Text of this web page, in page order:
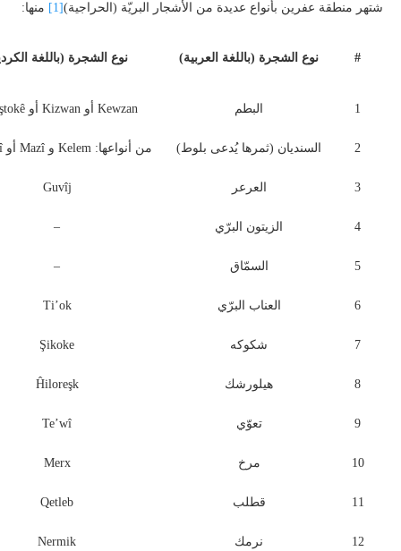
شتهر منطقة عفرين بأنواع عديدة من الأشجار البريّة (الحراجية)[1] منها:
# نوع الشجرة (باللغة العربية) نوع الشجرة (باللغة
1 البطم Kewzan أو Kizwan أو Benîştokê
2 السنديان (ثمرها يُدعى بلوط) من أنواعها: Kelem و Mazî أو Gêlberî.
3 العرعر Guvîj
4 الزيتون البرّي –
5 السمّاق –
6 العناب البرّي Ti’ok
7 شكوكه Şikoke
8 هيلورشك Ĥiloreşk
9 تعوّي Te’wî
10 مرخ Merx
11 قطلب Qetleb
12 نرمك Nermik